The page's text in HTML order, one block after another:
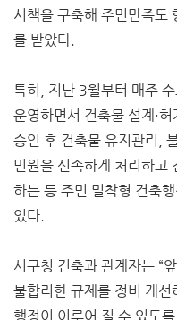
시책을 구축해 주민만족도
를 받았다.
특히, 지난 3월부터 매주 수
운영하면서 건축물 설계·
승인 후 건축물 유지관리,
민원을 신속하게 처리하고
하는 등 주민 밀착형 건축
있다.
서구청 건축과 관계자는 “
불합리한 규제를 정비 개
행정이 이루어 질 수 있도